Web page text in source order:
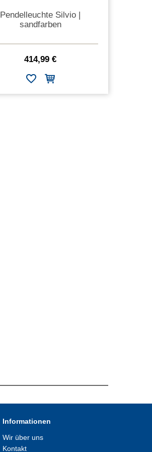
Pendelleuchte Silvio |
sandfarben
414,99 €
Informationen
Wir über uns
Kontakt